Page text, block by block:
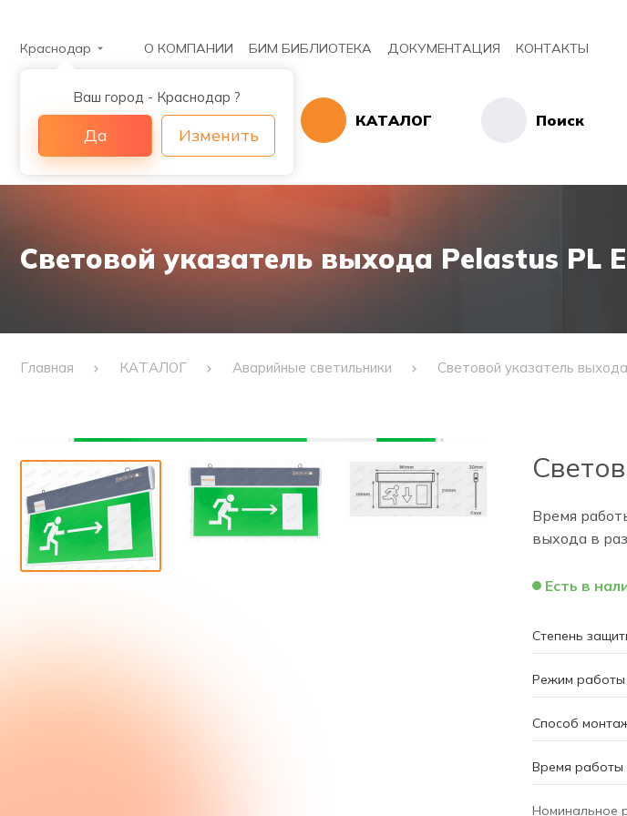
Краснодар
Ваш город - Краснодар ?
Да Изменить
О КОМПАНИИ БИМ БИБЛИОТЕКА ДОКУМЕНТАЦИЯ КОНТАКТЫ
КАТАЛОГ Поиск
Световой указатель выхода Pelastus PL
Главная КАТАЛОГ Аварийные светильники Световой указатель
Время
выхода в
Есть в
Степень
Режим работы
Способ
Время работы
Номинальное